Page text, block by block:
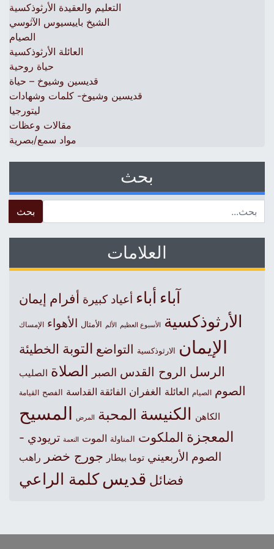
التعليم والعقيدة الأرثوذكسية
الشيخ باييسيوس الآثوسي
الصيام
العائلة الأرثوذكسية
حياة روحية
قديسين وشيوخ – حياة
قديسين وشيوخ- كلمات وشهادات
ليتورجيا
مقالات وعظات
مواد سمع/بصرية
بحث
العلامات
آباءأباء أعياد كبيرة أفرام إيمان
الأرثوذكسية الأسبوع العظيم الألم الأمثال الأهواء الإمساك
الإيمان الارثوذكسية التواضع التوبة الخطيئة
الرسل الروح القدس الصبر الصلاة الصليب
الصوم الصيام العائلة الغفران الفائقة القداسة الفصح القيامة
الكاهن الكنيسةالمحبة المرض المسيح
المعجزة الملكوت المناولة الموت النعمة تريودي -
الصوم الأربعيني توما بيطار جورج خضر راهب
فضائل قديس كلمة الراعي